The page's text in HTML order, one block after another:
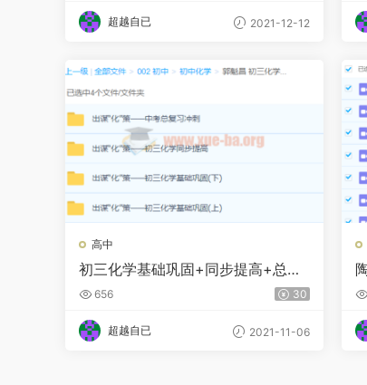
超越自已 2021-12-12
高中
初三化学基础巩固+同步提高+总复
习 郭魁昌
656 30
超越自已 2021-11-06